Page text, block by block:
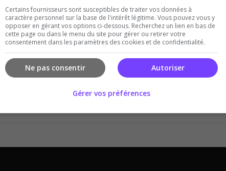
Vous devez être connecté pour ajouter un avis
sur ce serveur !
Certains fournisseurs sont susceptibles de traiter vos données à
caractère personnel sur la base de l'intérêt légitime. Vous pouvez vous y
opposer en gérant vos options ci-dessous. Recherchez un lien en bas de
cette page ou dans le menu du site pour gérer ou retirer votre
consentement dans les paramètres des cookies et de confidentialité.
Autoriser
Ne pas consentir
Gérer vos préférences